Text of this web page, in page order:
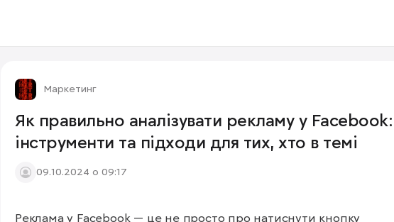
Маркетинг
Як правильно аналізувати рекламу у Facebook:
інструменти та підходи для тих, хто в темі
09.10.2024 о 09:17
Реклама у Facebook — це не просто про натиснути кнопку